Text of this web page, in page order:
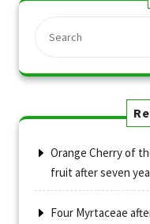
Orange Cherry of
fruit after seven
Four Myrtaceae